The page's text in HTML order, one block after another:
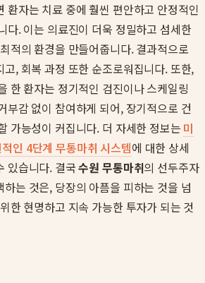
환자는 치료 중에 훨씬 편안하고 안정적인
다. 이는 의료진이 더욱 정밀하고 섬세한
적의 환경을 만들어줍니다. 결과적으로
, 회복 과정 또한 순조로워집니다. 또한,
한 환자는 정기적인 검진이나 스케일링
부감 없이 참여하게 되어, 장기적으로 건
가능성이 커집니다. 더 자세한 정보는 미
인 4단계 무통마취 시스템에 대한 상세
있습니다. 결국수원 무통마취의 선두주자
는 것은, 당장의 아픔을 피하는 것을 넘
한 현명하고 지속 가능한 투자가 되는 것